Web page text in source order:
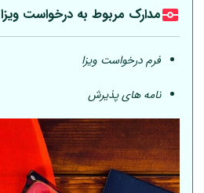
مدارک مربوط به درخواست ویزا
فرم درخواست ویزا
نامه های پذیرش